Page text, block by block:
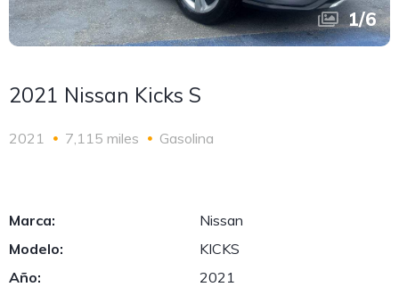
1/6
2021 Nissan Kicks S
2021 7,115 miles Gasolina
Marca:
Nissan
Modelo:
KICKS
Año:
2021